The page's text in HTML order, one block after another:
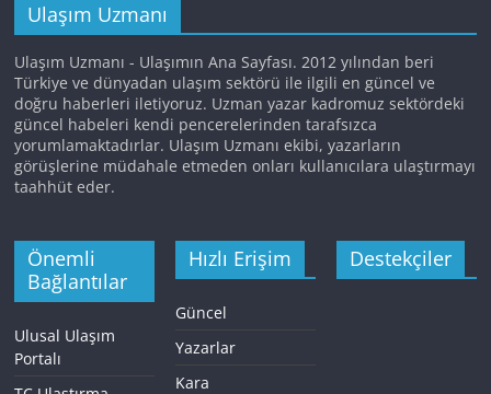
Ulaşım Uzmanı
Ulaşım Uzmanı - Ulaşımın Ana Sayfası. 2012 yılından beri
Türkiye ve dünyadan ulaşım sektörü ile ilgili en güncel ve
doğru haberleri iletiyoruz. Uzman yazar kadromuz sektördeki
güncel habeleri kendi pencerelerinden tarafsızca
yorumlamaktadırlar. Ulaşım Uzmanı ekibi, yazarların
görüşlerine müdahale etmeden onları kullanıcılara ulaştırmayı
taahhüt eder.
Önemli
Bağlantılar
Ulusal Ulaşım
Portalı
Hızlı Erişim
Güncel
Yazarlar
Kara
Destekçiler